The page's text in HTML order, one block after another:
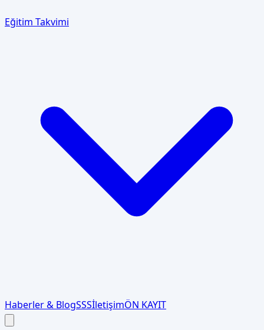
Eğitim Takvimi
Haberler & BlogSSSİletişimÖN KAYIT